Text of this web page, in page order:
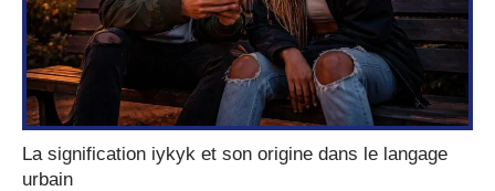
La signification iykyk et son origine dans le langage
urbain